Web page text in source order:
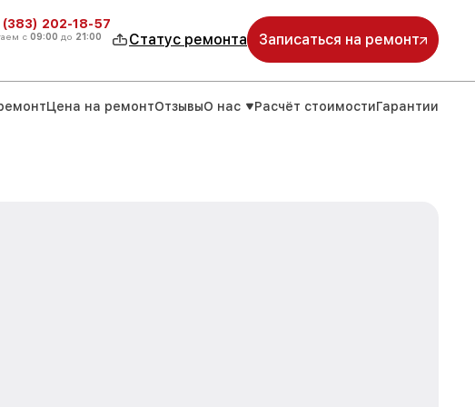
(383) 202-18-57
с 09:00 до 21:00 Статус ремонта Записаться на ремонт
Цена на ремонтОтзывыО нас Расчёт стоимостиГарантии